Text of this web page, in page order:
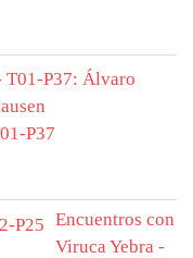
P37
Encuentros con
Viruca Yebra -